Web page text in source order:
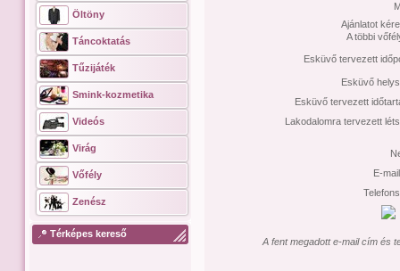
Öltöny
Táncoktatás
Tűzijáték
Smink-kozmetika
Videós
Virág
Vőfély
Zenész
Térképes kereső
Ajánlatot
A többi
Esküvő tervezett
Esküvő
Esküvő tervezett
Lakodalomra tervezett
E-
A fent megadott e-mail cím és